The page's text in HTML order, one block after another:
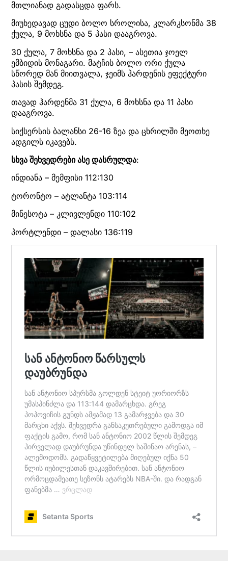
მთლიანად გადასცდა ფარს.
მიუხედავად ცუდი ბოლო სროლისა, კლარკსონმა 38
ქულა, 9 მოხსნა და 5 პასი დააგროვა.
30 ქულა, 7 მოხსნა და 2 პასი, – ასეთია ჯოელ
ემბიდის მონაგარი. მატჩის ბოლო ორი ქულა
სწორედ მან მიითვალა, ჯეიმს ჰარდენის ეფექტური
პასის შემდეგ.
თავად ჰარდენმა 31 ქულა, 6 მოხსნა და 11 პასი
დააგროვა.
სიქსერსის ბალანსი 26-16 ზეა და ცხრილში მეოთხე
ადგილს იკავებს.
სხვა შეხვედრები ასე დასრულდა:
ინდიანა – მემფისი 112:130
ტორონტო – ატლანტა 103:114
მინესოტა – კლივლენდი 110:102
პორტლენდი – დალასი 136:119